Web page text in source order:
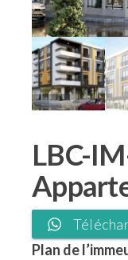
LBC-
Plan de